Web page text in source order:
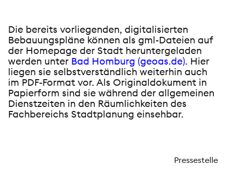
Die bereits vorliegenden, digitalisierten
Bebauungspläne können als gml-Dateien auf
der Homepage der Stadt heruntergeladen
werden unter Bad Homburg (geoas.de). Hier
liegen sie selbstverständlich weiterhin auch
im PDF-Format vor. Als Originaldokument in
Papierform sind sie während der allgemeinen
Dienstzeiten in den Räumlichkeiten des
Fachbereichs Stadtplanung einsehbar.
Pressestelle